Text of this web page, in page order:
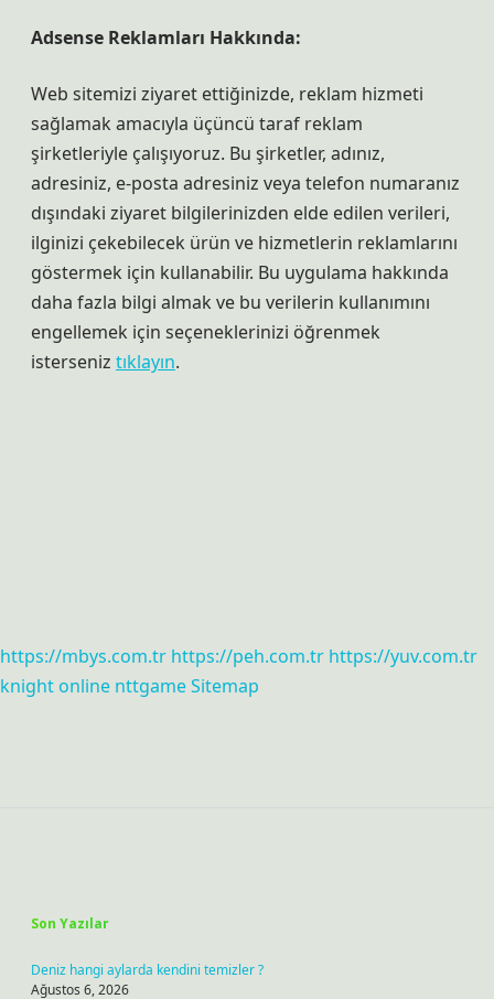
Adsense Reklamları Hakkında:
Web sitemizi ziyaret ettiğinizde, reklam hizmeti
sağlamak amacıyla üçüncü taraf reklam
şirketleriyle çalışıyoruz. Bu şirketler, adınız,
adresiniz, e-posta adresiniz veya telefon numaranız
dışındaki ziyaret bilgilerinizden elde edilen verileri,
ilginizi çekebilecek ürün ve hizmetlerin reklamlarını
göstermek için kullanabilir. Bu uygulama hakkında
daha fazla bilgi almak ve bu verilerin kullanımını
engellemek için seçeneklerinizi öğrenmek
isterseniz tıklayın.
https://mbys.com.tr https://peh.com.tr https://yuv.com.tr
knight online nttgameSitemap
Son Yazılar
Deniz hangi aylarda kendini temizler ?
Ağustos 6, 2026